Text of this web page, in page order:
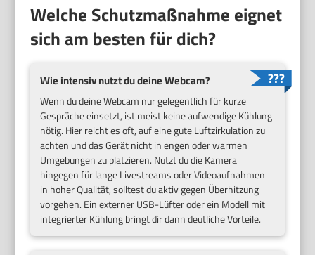
Welche Schutzmaßnahme eignet
sich am besten für dich?
Wie intensiv nutzt du deine Webcam?
Wenn du deine Webcam nur gelegentlich für kurze
Gespräche einsetzt, ist meist keine aufwendige Kühlung
nötig. Hier reicht es oft, auf eine gute Luftzirkulation zu
achten und das Gerät nicht in engen oder warmen
Umgebungen zu platzieren. Nutzt du die Kamera
hingegen für lange Livestreams oder Videoaufnahmen
in hoher Qualität, solltest du aktiv gegen Überhitzung
vorgehen. Ein externer USB-Lüfter oder ein Modell mit
integrierter Kühlung bringt dir dann deutliche Vorteile.